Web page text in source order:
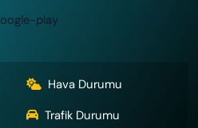
Hava Durumu
Trafik Durumu